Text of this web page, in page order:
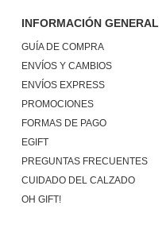
INFORMACIÓN GENERAL
GUÍA DE COMPRA
ENVÍOS Y CAMBIOS
ENVÍOS EXPRESS
PROMOCIONES
FORMAS DE PAGO
EGIFT
PREGUNTAS FRECUENTES
CUIDADO DEL CALZADO
OH GIFT!